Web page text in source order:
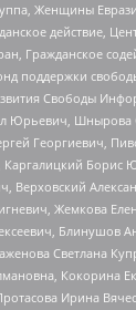
Женщины
действие,
Гражданское
поддержки
Свободы
Юрьевич,
Георгиевич,
Борис
Верховский
Жемкова
Блинушов
Светлана
Кокорина
Ирина